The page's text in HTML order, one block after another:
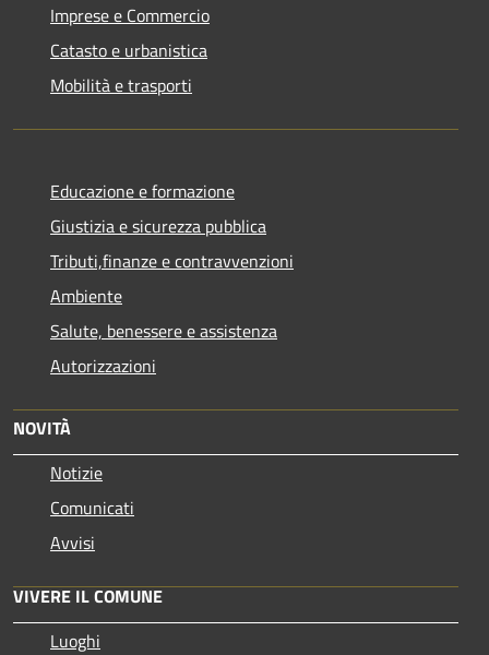
Imprese e Commercio
Catasto e urbanistica
Mobilità e trasporti
Educazione e formazione
Giustizia e sicurezza pubblica
Tributi,finanze e contravvenzioni
Ambiente
Salute, benessere e assistenza
Autorizzazioni
NOVITÀ
Notizie
Comunicati
Avvisi
VIVERE IL COMUNE
Luoghi